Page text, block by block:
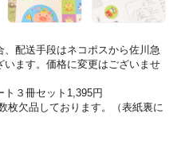
配送手段はネコポスから佐川急
ます。価格に変更はございませ
ト３冊セット1,395円
枚欠品しております。（表紙裏に